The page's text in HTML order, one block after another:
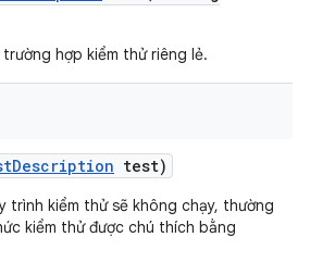
hợp kiểm thử riêng lẻ.
Description test)
trình kiểm thử sẽ không chạy, thường
kiểm thử được chú thích bằng